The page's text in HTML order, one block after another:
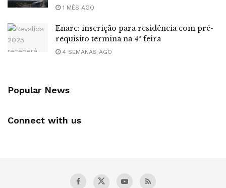
1 MÊS AGO
Enare: inscrição para residência com pré-
requisito termina na 4ª feira
4 SEMANAS AGO
Popular News
Connect with us